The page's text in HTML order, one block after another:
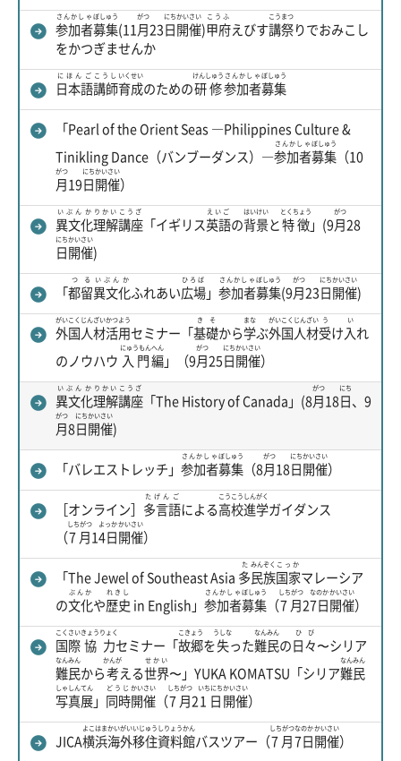
参加者
さんかしゃ
募集
ぼしゅう
(11月
がつ
23日
にち
開催
かいさい
)甲府
こうふ
えびす講
こう
祭
まつ
りでおみこし
をかつぎませんか
日本語
にほんご
講師
こうし
育成
いくせい
のための研修
けんしゅう
参加者
さんかしゃ
募集
ぼしゅう
「Pearl of the Orient Seas ―Philippines Culture &
Tinikling Dance（バンブーダンス）―参加者
さんかしゃ
募集
ぼしゅう
（10
月
がつ
19日
にち
開催
かいさい
）
異文化
いぶんか
理解
りかい
講座
こうざ
「イギリス英語
えいご
の背景
はいけい
と特徴
とくちょう
」(9月
がつ
28
日
にち
開催
かいさい
)
「都留
つる
異文化
いぶんか
ふれあい広場
ひろば
」 参加者
さんかしゃ
募集
ぼしゅう
(9月
がつ
23日
にち
開催
かいさい
)
外国
がいこく
人材
じんざい
活用
かつよう
セミナー「基礎
きそ
から学
まな
ぶ外国
がいこく
人材
じんざい
受
う
け入
い
れ
のノウハウ 入門
にゅうもん
編
へん
」（9月
がつ
25日
にち
開催
かいさい
）
異文化
いぶんか
理解
りかい
講座
こうざ
「The History of Canada」(8月
がつ
18日
にち
、9
月
がつ
8日
にち
開催
かいさい
)
「バレエストレッチ」 参加者
さんかしゃ
募集
ぼしゅう
（8月
がつ
18日
にち
開催
かいさい
）
［オンライン］ 多言語
たげんご
による高校
こうこう
進学
しんがく
ガイダンス
（7月
しちがつ
14日
よっか
開催
かいさい
）
「The Jewel of Southeast Asia 多
た
民族
みんぞく
国家
こっか
マレーシア
の文化
ぶんか
や歴史
れきし
in English」 参加者
さんかしゃ
募集
ぼしゅう
（7月
しちがつ
27日
なのか
開催
かいさい
）
国際
こくさい
協力
きょうりょく
セミナー「故郷
こきょう
を失
うしな
った難民
なんみん
の日々
ひび
〜シリア
難民
なんみん
から考
かんが
える世界
せかい
〜」YUKA KOMATSU「シリア難民
なんみん
写真
しゃしん
展
てん
」 同時
どうじ
開催
かいさい
（7月
しちがつ
21日
いちにち
開催
かいさい
）
JICA横浜
よこはま
海外
かいがい
移住
いじゅう
資料館
しりょうかん
バスツアー（7月
しちがつ
7日
なのか
開催
かいさい
）